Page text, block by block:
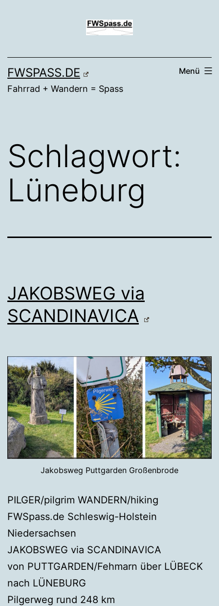
FWSPASS.DE
Fahrrad + Wandern = Spass
Menü
Schlagwort:
Lüneburg
JAKOBSWEG via
SCANDINAVICA
Jakobsweg Puttgarden Großenbrode
PILGER/pilgrim WANDERN/hiking
FWSpass.de Schleswig-Holstein
Niedersachsen
JAKOBSWEG via SCANDINAVICA
von PUTTGARDEN/Fehmarn über LÜBECK
nach LÜNEBURG
Pilgerweg rund 248 km